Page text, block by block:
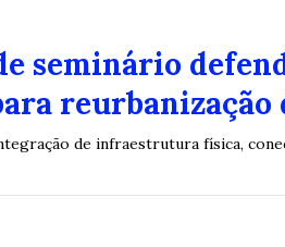
seminário
reurbanização
de infraestrutura física,